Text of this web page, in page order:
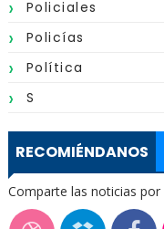
Policiales
Policías
Política
S
RECOMIÉNDANOS
Comparte las noticias por